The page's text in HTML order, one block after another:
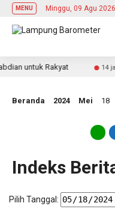
MENU Minggu, 09 Agu 2026
untuk Rakyat 14
Beranda 2024 Mei 18
Indeks
Pilih Tanggal: